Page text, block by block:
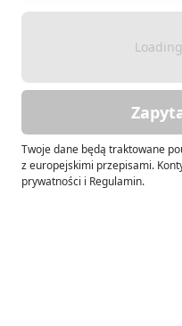
Twoje dane będą traktowane
z europejskimi przepisami.
prywatności i Regulamin.